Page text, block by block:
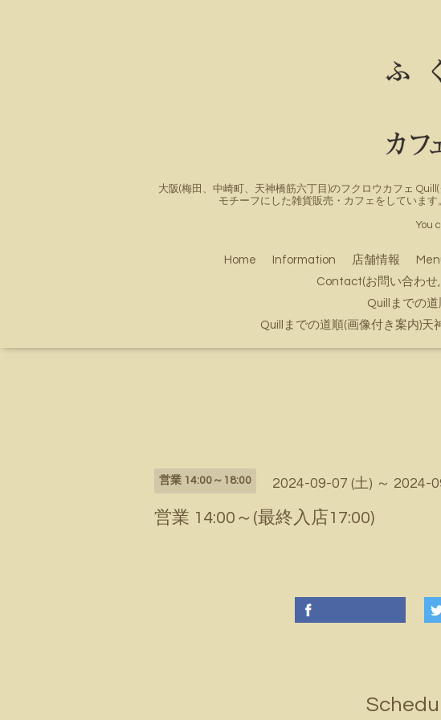
大阪(梅田、中崎町、天神橋筋六丁目)のフクロウカフェ
モチーフにした雑貨販売・カフェをしていま
You
Home Information 店舗情報
Contact(お問い合わせ,
Quillまでの
Quillまでの道順(画像付き案内)天
営業 14:00～18:00 2024-09-07 (土) ～ 2024-
営業 14:00～(最終入店17:00)